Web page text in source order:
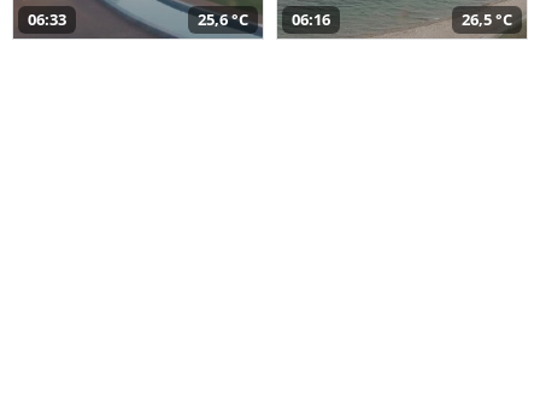
06:33 25,6 °C 06:16 26,5 °C